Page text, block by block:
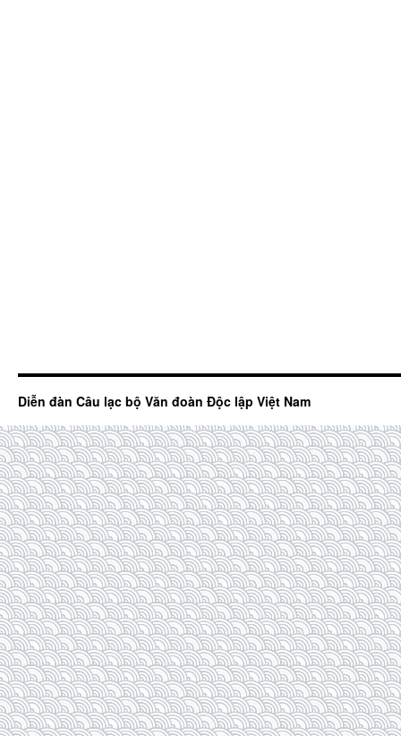
Diễn đàn Câu lạc bộ Văn đoàn Độc lập Việt Nam